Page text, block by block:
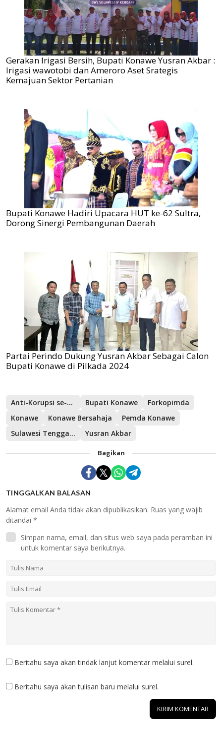
Gerakan Irigasi Bersih, Bupati Konawe Yusran Akbar :
Irigasi wawotobi dan Ameroro Aset Srategis
Kemajuan Sektor Pertanian
Bupati Konawe Hadiri Upacara HUT ke-62 Sultra,
Dorong Sinergi Pembangunan Daerah
Partai Perindo Dukung Yusran Akbar Sebagai Calon
Bupati Konawe di Pilkada 2024
Anti-Korupsi se-Sultra Bupati Konawe
Forkopimda
Konawe
Konawe Bersahaja
Pemda Konawe
Sulawesi Tenggara
Yusran Akbar
Bagikan
TINGGALKAN BALASAN
Alamat email Anda tidak akan dipublikasikan. Ruas yang wajib
ditandai *
Simpan nama, email, dan situs web saya pada peramban ini
untuk komentar saya berikutnya.
Beritahu saya akan tindak lanjut komentar melalui surel.
Beritahu saya akan tulisan baru melalui surel.